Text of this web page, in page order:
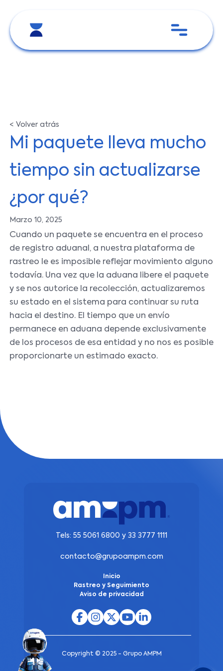
< Volver atrás
Mi paquete lleva mucho
tiempo sin actualizarse
¿por qué?
Marzo 10, 2025
Cuando un paquete se encuentra en el proceso
de registro aduanal, a nuestra plataforma de
rastreo le es imposible reflejar movimiento alguno
todavía. Una vez que la aduana libere el paquete
y se nos autorice la recolección, actualizaremos
su estado en el sistema para continuar su ruta
hacia el destino. El tiempo que un envío
permanece en aduana depende exclusivamente
de los procesos de esa entidad y no nos es posible
proporcionarte un estimado exacto.
Tels: 55 5061 6800 y 33 3777 1111
contacto@grupoampm.com
Inicio
Rastreo y Seguimiento
Aviso de privacidad
Copyright © 2025 - Grupo AMPM